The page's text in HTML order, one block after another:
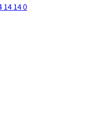
14 14 0